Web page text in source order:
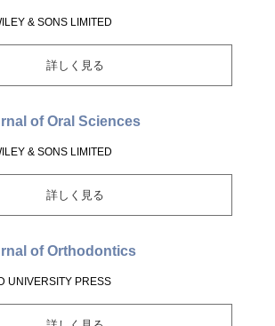
& SONS LIMITED
詳しく見る
of Oral Sciences
& SONS LIMITED
詳しく見る
of Orthodontics
UNIVERSITY PRESS